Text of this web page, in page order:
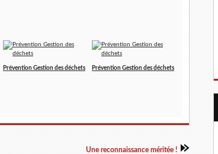
Prévention Gestion des déchets Prévention Gestion des déchets
Une reconnaissance méritée !